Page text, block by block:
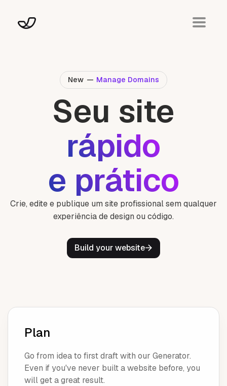
New — Manage Domains
Seu site
rápido
e prático
Crie, edite e publique um site profissional sem qualquer
experiência de design ou código.
Build your website
Plan
Go from idea to first draft with our Generator.
Even if you've never built a website before, you
will get a great result.